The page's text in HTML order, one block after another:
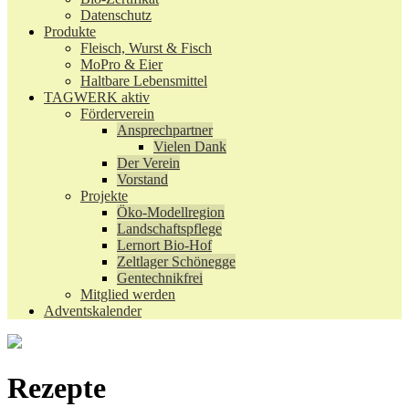
Datenschutz
Produkte
Fleisch, Wurst & Fisch
MoPro & Eier
Haltbare Lebensmittel
TAGWERK aktiv
Förderverein
Ansprechpartner
Vielen Dank
Der Verein
Vorstand
Projekte
Öko-Modellregion
Landschaftspflege
Lernort Bio-Hof
Zeltlager Schönegge
Gentechnikfrei
Mitglied werden
Adventskalender
Rezepte